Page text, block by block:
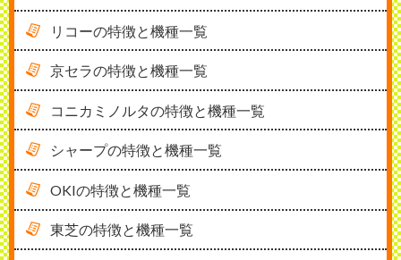
リコーの特徴と機種一覧
京セラの特徴と機種一覧
コニカミノルタの特徴と機種一覧
シャープの特徴と機種一覧
OKIの特徴と機種一覧
東芝の特徴と機種一覧